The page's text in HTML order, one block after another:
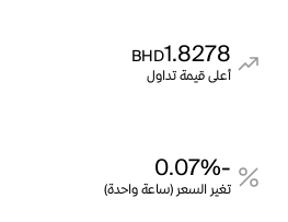
1.8278
BHD
أعلى قيمة تداول
-0.07%
تغير السعر (ساعة واحدة)